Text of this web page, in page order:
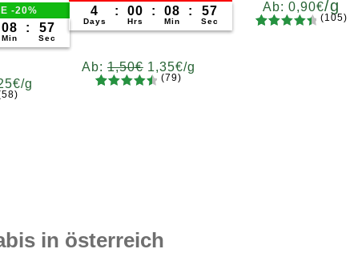
-20%
08
Min
: 56
Sec
€/g
4
Days
: 00
Hrs
: 08
Min
: 56
Sec
Ab: 1,50€ 1,35€/g
(79)
Ab:0,90€/g
(105)
in österreich